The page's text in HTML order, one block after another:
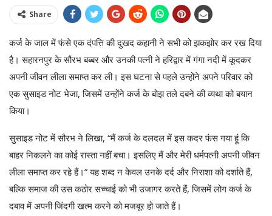
Share
कर्ज के जाल में फंसे एक दंपत्ति की दुखद कहानी ने सभी को झकझोर कर रख दिया
है। सहारनपुर के सौरभ बब्बर और उनकी पत्नी ने हरिद्वार में गंगा नदी में कूदकर
अपनी जीवन लीला समाप्त कर ली। इस घटना से पहले उन्होंने अपने परिवार को
एक सुसाइड नोट भेजा, जिसमें उन्होंने कर्ज के बोझ तले दबने की व्यथा को बयान
किया।
सुसाइड नोट में सौरभ ने लिखा, “मैं कर्ज के दलदल में इस कदर फंस गया हूं कि
बाहर निकलने का कोई रास्ता नहीं बचा। इसलिए मैं और मेरी धर्मपत्नी अपनी जीवन
लीला समाप्त कर रहे हैं।” यह शब्द न केवल उनके दर्द और निराशा को दर्शाते हैं,
बल्कि समाज की उस कठोर सच्चाई को भी उजागर करते हैं, जिसमें लोग कर्ज के
दबाव में अपनी जिंदगी खत्म करने को मजबूर हो जाते हैं।